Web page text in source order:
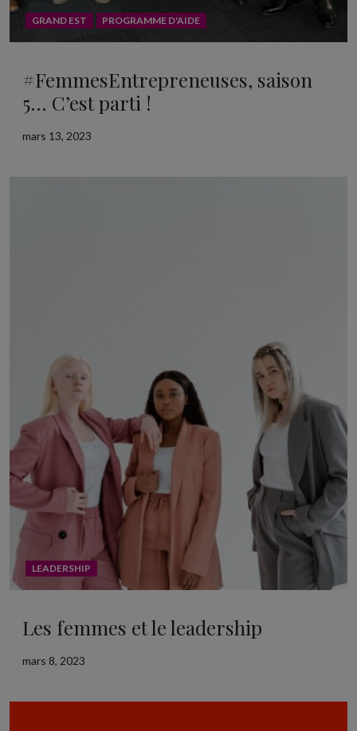
GRAND EST PROGRAMME D'AIDE
#FemmesEntrepreneuses, saison
5… C’est parti !
mars 13, 2023
LEADERSHIP
Les femmes et le leadership
mars 8, 2023